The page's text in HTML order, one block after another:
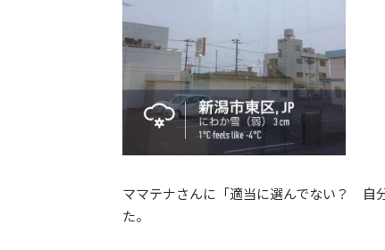
ママテナさんに「適当に選んでない？ 自
た。